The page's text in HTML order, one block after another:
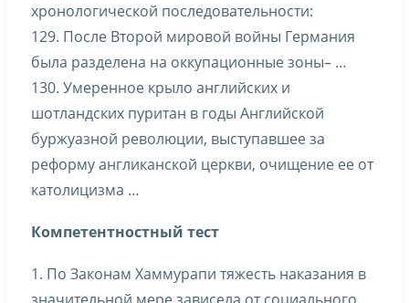
хронологической последовательности:
129. После Второй мировой войны Германия
была разделена на оккупационные зоны– …
130. Умеренное крыло английских и
шотландских пуритан в годы Английской
буржуазной революции, выступавшее за
реформу англиканской церкви, очищение ее от
католицизма …
Компетентностный тест
1. По Законам Хаммурапи тяжесть наказания в